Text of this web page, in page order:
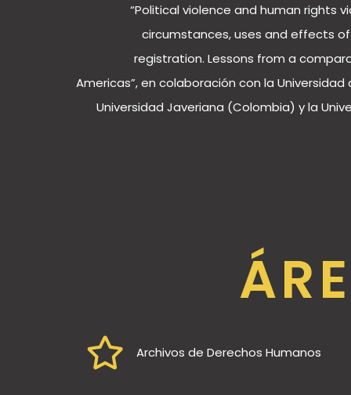
“Political violence and human rights
circumstances, uses and effects
registration. Lessons from a
Americas”, en colaboración con la Universidad
Universidad Javeriana (Colombia) y la
Archivos de Derechos Humanos